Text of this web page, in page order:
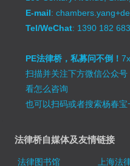
E-mail:
Tel/WeChat: 1390 182
PE法律桥，私募问不倒！
扫描并关注下方微信公众号
看怎么咨询
也可以扫码或者搜索杨春
法律桥自媒体及友情链接
法律图书馆 上海法